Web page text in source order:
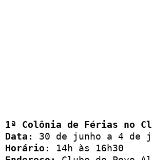
1ª Colônia de Férias no
Data: 30 de junho a 4 de
Horário: 14h às 16h30